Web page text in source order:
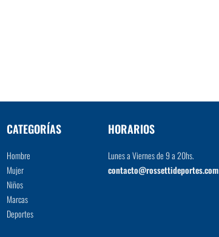
CATEGORÍAS
Hombre
Mujer
Niños
Marcas
Deportes
HORARIOS
Lunes a Viernes de 9 a 20hs.
contacto@rossettideportes.com